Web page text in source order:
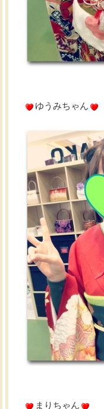
ゆうみちゃん
まりちゃん